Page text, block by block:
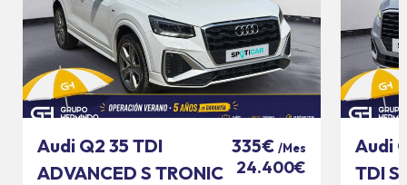
Audi Q2 35 TDI
ADVANCED S TRONIC
335€ /Mes
24.400€
Audi
TDI